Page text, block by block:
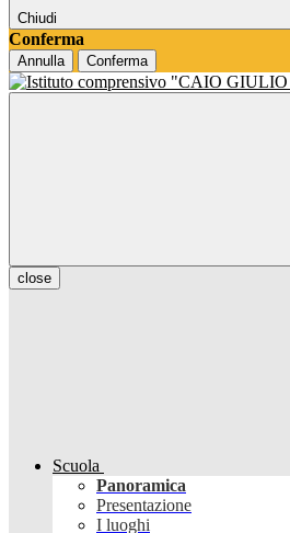
Chiudi
Conferma
Annulla Conferma
close
Scuola
Panoramica
Presentazione
I luoghi